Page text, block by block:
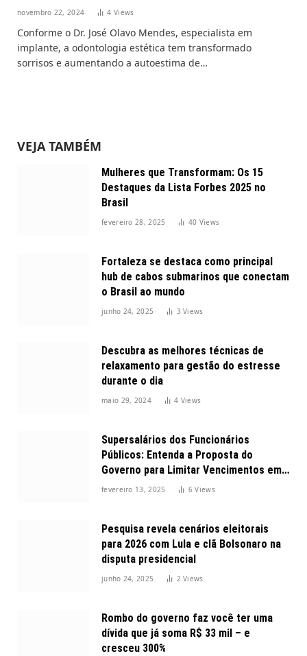
novembro 22, 2024 4Views
Conforme o Dr. José Olavo Mendes, especialista em
implante, a odontologia estética tem transformado
sorrisos e aumentando a autoestima de…
VEJA TAMBÉM
Mulheres que Transformam: Os 15
Destaques da Lista Forbes 2025 no
Brasil
fevereiro 28, 2025 40 Views
Fortaleza se destaca como principal
hub de cabos submarinos que conectam
o Brasil ao mundo
junho 24, 2025 3Views
Descubra as melhores técnicas de
relaxamento para gestão do estresse
durante o dia
maio 29, 2024 4 Views
Supersalários dos Funcionários
Públicos: Entenda a Proposta do
Governo para Limitar Vencimentos em
2025
fevereiro 13, 2025 6Views
Pesquisa revela cenários eleitorais
para 2026 com Lula e clã Bolsonaro na
disputa presidencial
junho 24, 2025 2Views
Rombo do governo faz você ter uma
dívida que já soma R$ 33 mil – e
cresceu 300%